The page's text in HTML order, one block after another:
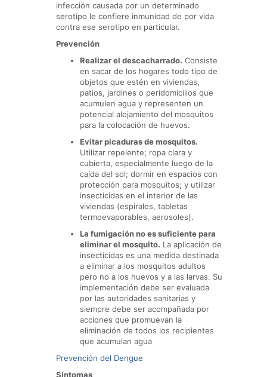
infección causada por un determinado
serotipo le confiere inmunidad de por vida
contra ese serotipo en particular.
Prevención
Realizar el descacharrado. Consiste
en sacar de los hogares todo tipo de
objetos que estén en viviendas,
patios, jardines o peridomicilios que
acumulen agua y representen un
potencial alojamiento del mosquitos
para la colocación de huevos.
Evitar picaduras de mosquitos.
Utilizar repelente; ropa clara y
cubierta, especialmente luego de la
caída del sol; dormir en espacios con
protección para mosquitos; y utilizar
insecticidas en el interior de las
viviendas (espirales, tabletas
termoevaporables, aerosoles).
La fumigación no es suficiente para
eliminar el mosquito. La aplicación de
insecticidas es una medida destinada
a eliminar a los mosquitos adultos
pero no a los huevos y a las larvas. Su
implementación debe ser evaluada
por las autoridades sanitarias y
siempre debe ser acompañada por
acciones que promuevan la
eliminación de todos los recipientes
que acumulan agua
Prevención del Dengue
Síntomas